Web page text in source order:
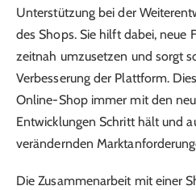
Unterstützung bei der
des Shops. Sie hilft dabei, neue
zeitnah umzusetzen und sorgt
Verbesserung der Plattform.
Online-Shop immer mit den
Entwicklungen Schritt hält und
verändernden
Die Zusammenarbeit mit einer